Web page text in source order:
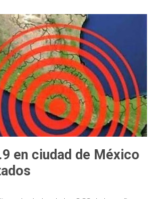
en ciudad de México